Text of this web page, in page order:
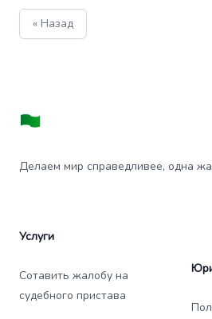
« Назад
Делаем мир справедливее, одна
Услуги
Сотавить жалобу на
судебного пристава